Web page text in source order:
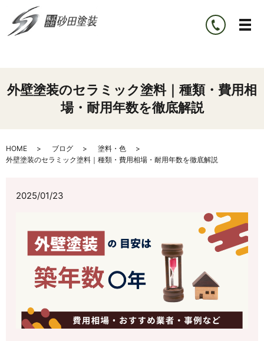
外壁塗装のセラミック塗料｜種類・費用相
場・耐用年数を徹底解説
HOME ブログ
塗料・色
外壁塗装のセラミック塗料｜種類・費用相場・耐用年数を徹底解説
2025/01/23